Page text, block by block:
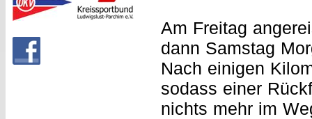
Am Freitag
dann Samstag
Nach einigen
sodass einer
nichts mehr im